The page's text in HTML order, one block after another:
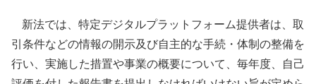
新法では、特定デジタルプラットフォーム提供者は、取
引条件などの情報の開示及び自主的な手続・体制の整備を
行い、実施した措置や事業の概要について、毎年度、自己